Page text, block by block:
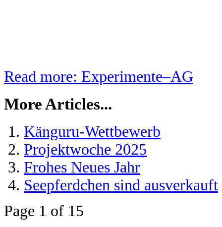
Read more: Experimente–AG
More Articles...
Känguru-Wettbewerb
Projektwoche 2025
Frohes Neues Jahr
Seepferdchen sind ausverkauft
Page 1 of 15